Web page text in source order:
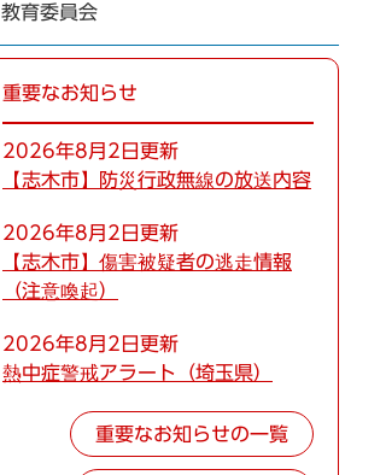
教育委員会
重要なお知らせ
2026年8月2日更新
【志木市】防災行政無線の放送内容
2026年8月2日更新
【志木市】傷害被疑者の逃走情報
（注意喚起）
2026年8月2日更新
熱中症警戒アラート（埼玉県）
重要なお知らせの一覧